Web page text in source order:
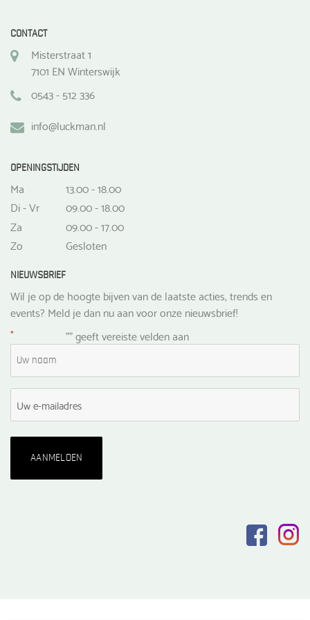
CONTACT
Misterstraat 1
7101 EN Winterswijk
0543 - 512 336
info@luckman.nl
OPENINGSTIJDEN
Ma
13.00 - 18.00
Di - Vr
09.00 - 18.00
Za
09.00 - 17.00
Zo
Gesloten
NIEUWSBRIEF
Wil je op de hoogte bijven van de laatste acties, trends en
events? Meld je dan nu aan voor onze nieuwsbrief!
"
* " geeft vereiste velden aan